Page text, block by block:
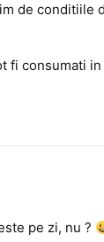
de conditiile
consumati
pe zi, nu ?